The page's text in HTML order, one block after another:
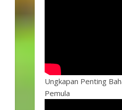
Ungkapan Penting
Pemula